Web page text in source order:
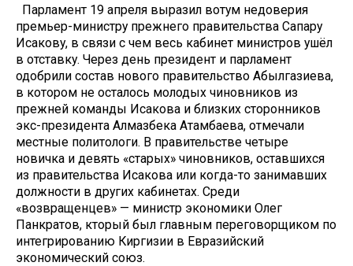
Парламент 19 апреля выразил вотум недоверия
премьер-министру прежнего правительства Сапару
Исакову, в связи с чем весь кабинет министров ушёл
в отставку. Через день президент и парламент
одобрили состав нового правительство Абылгазиева,
в котором не осталось молодых чиновников из
прежней команды Исакова и близких сторонников
экс-президента Алмазбека Атамбаева, отмечали
местные политологи. В правительстве четыре
новичка и девять «старых» чиновников, оставшихся
из правительства Исакова или когда-то занимавших
должности в других кабинетах. Среди
«возвращенцев» — министр экономики Олег
Панкратов, кторый был главным переговорщиком по
интегрированию Киргизии в Евразийский
экономический союз.